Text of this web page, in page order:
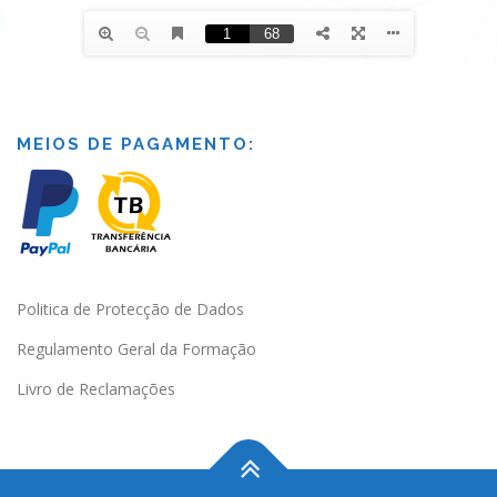
MEIOS DE PAGAMENTO:
Politica de Protecção de Dados
Regulamento Geral da Formação
Livro de Reclamações